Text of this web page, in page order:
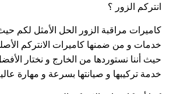
انتركم الزور ؟
كاميرات مراقبة الزور الحل الأمثل لكم حيث
خدمات و من ضمنها كاميرات الانتركم
حيث أننا نستوردها من الخارج و نختار
خدمة تركيبها و صيانتها بسرعة و مهارة